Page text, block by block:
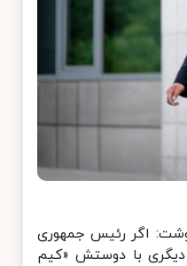
اگر رئیس جمهوری
با دوستش «کیم